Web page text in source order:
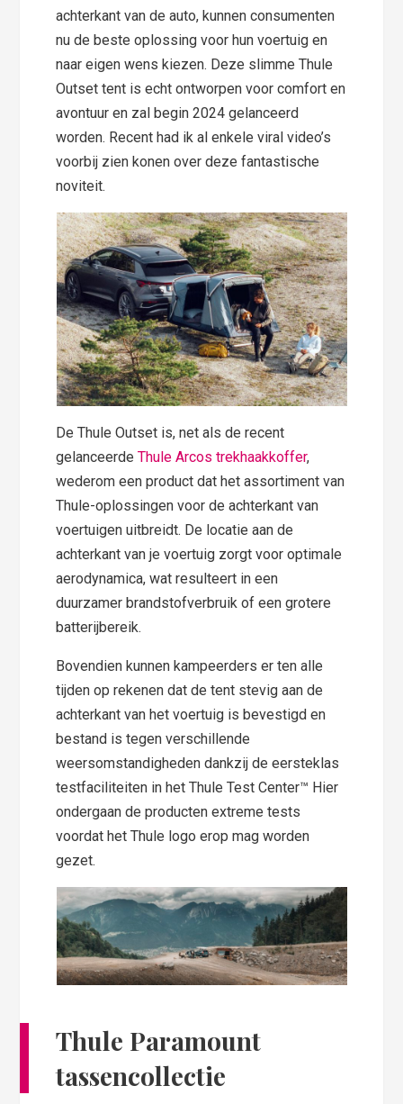
achterkant van de auto, kunnen consumenten
nu de beste oplossing voor hun voertuig en
naar eigen wens kiezen. Deze slimme Thule
Outset tent is echt ontworpen voor comfort en
avontuur en zal begin 2024 gelanceerd
worden. Recent had ik al enkele viral video’s
voorbij zien konen over deze fantastische
noviteit.
De Thule Outset is, net als de recent
gelanceerdeThule Arcos trekhaakkoffer,
wederom een product dat het assortiment van
Thule-oplossingen voor de achterkant van
voertuigen uitbreidt. De locatie aan de
achterkant van je voertuig zorgt voor optimale
aerodynamica, wat resulteert in een
duurzamer brandstofverbruik of een grotere
batterijbereik.
Bovendien kunnen kampeerders er ten alle
tijden op rekenen dat de tent stevig aan de
achterkant van het voertuig is bevestigd en
bestand is tegen verschillende
weersomstandigheden dankzij de eersteklas
testfaciliteiten in het Thule Test Center™ Hier
ondergaan de producten extreme tests
voordat het Thule logo erop mag worden
gezet.
Thule Paramount
tassencollectie